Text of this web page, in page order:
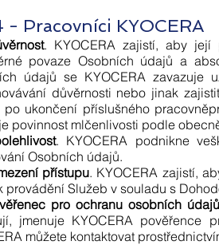
- Pracovníci KYOCERA
. KYOCERA zajistí, aby její
povaze Osobních údajů a
údajů se KYOCERA zavazuje
důvěrnosti nebo jinak
po ukončení příslušného
povinnost mlčenlivosti podle
. KYOCERA podnikne
Osobních údajů.
přístupu. KYOCERA zajistí,
provádění Služeb v souladu s
pro ochranu osobních údajů
jmenuje KYOCERA pověřence
můžete kontaktovat